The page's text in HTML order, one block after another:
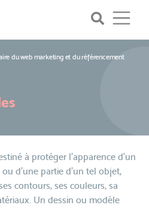
du web marketing et du référencement
à protéger l'apparence d'un
d'une partie d'un tel objet,
contours, ses couleurs, sa
Un dessin ou modèle